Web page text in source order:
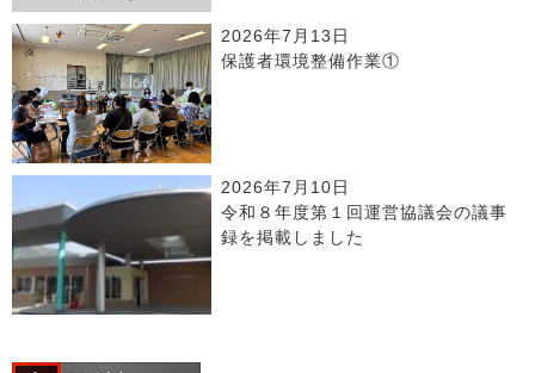
2026年7月13日
保護者環境整備作業①
2026年7月10日
令和８年度第１回運営協議会の議事
録を掲載しました